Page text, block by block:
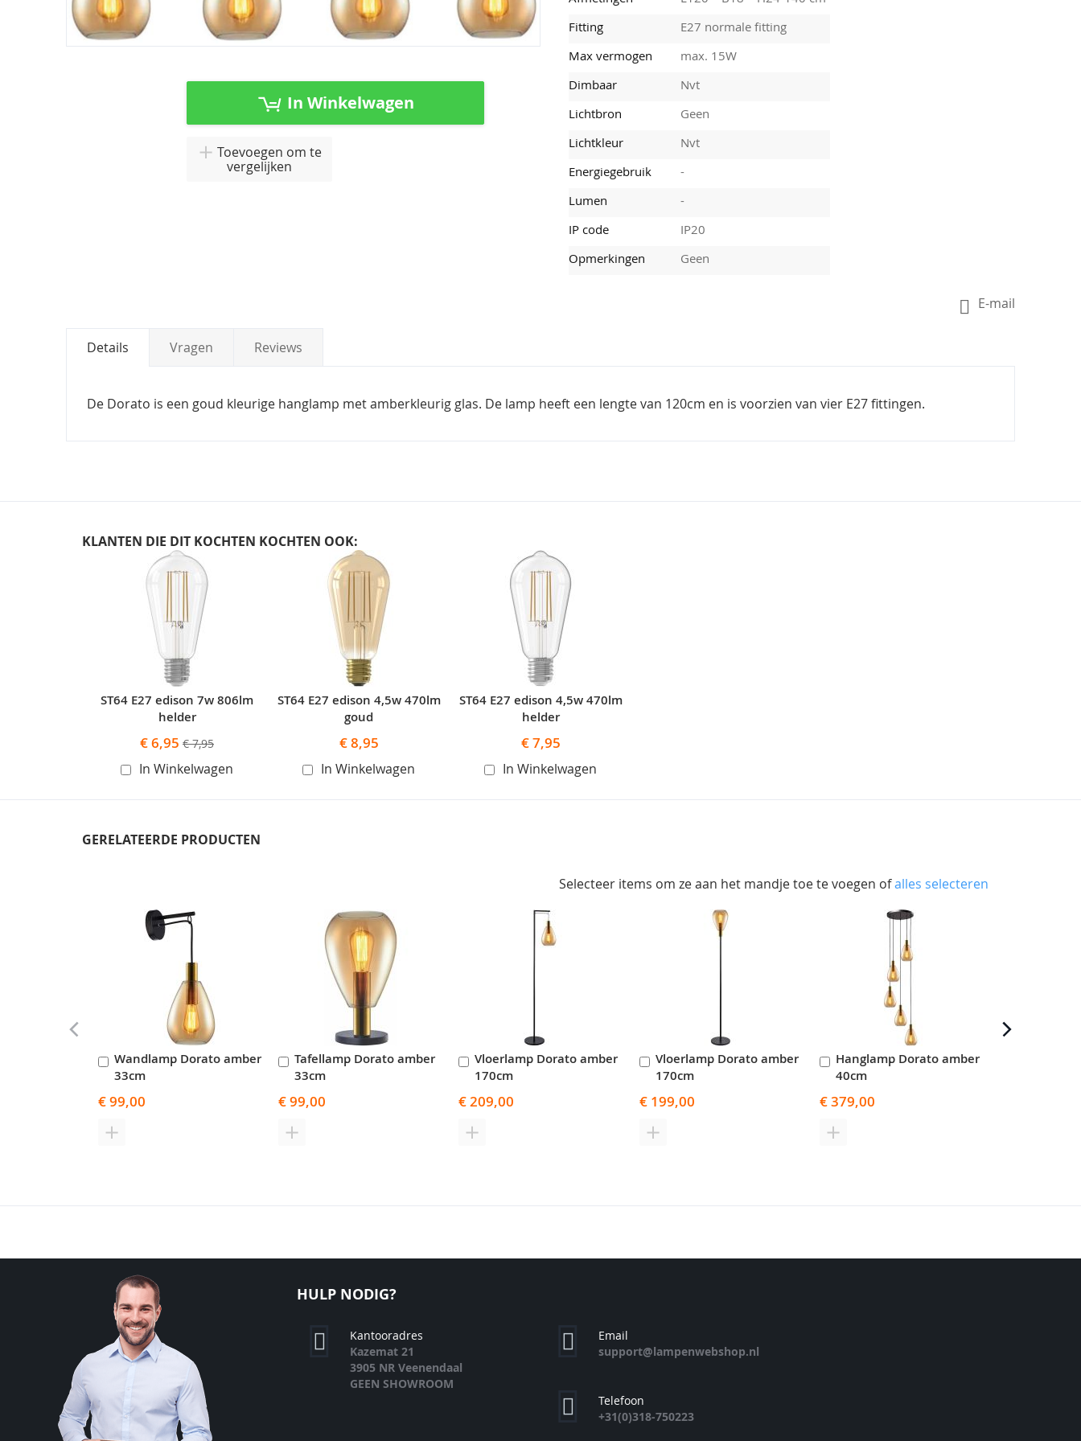
In Winkelwagen
Toevoegen om te
vergelijken
Fitting
E27 normale fitting
Max vermogen
max. 15W
Dimbaar
Nvt
Lichtbron
Geen
Lichtkleur
Nvt
Energiegebruik
-
Lumen
-
IP code
IP20
Opmerkingen
Geen
E-mail
Details Vragen Reviews
De Dorato is een goud kleurige hanglamp met amberkleurig glas. De lamp heeft een lengte van 120cm en is voorzien van vier E27 fittingen.
KLANTEN DIE DIT KOCHTEN KOCHTEN OOK:
ST64 E27 edison 7w 806lm
helder
Speciale
€ 6,95 € 7,95
In Winkelwagen
ST64 E27 edison 4,5w 470lm
goud
€ 8,95
In Winkelwagen
ST64 E27 edison 4,5w 470lm
helder
€ 7,95
In Winkelwagen
GERELATEERDE PRODUCTEN
Selecteer items om ze aan het mandje toe te voegen ofalles selecteren
Wandlamp Dorato amber
33cm
€ 99,00
In
Winkelwagen
TOEVOEGEN
Tafellamp Dorato amber
33cm
€ 99,00
In
Winkelwagen
TOEVOEGEN
Vloerlamp Dorato amber
170cm
€ 209,00
In
Winkelwagen
TOEVOEGEN
Vloerlamp Dorato amber
170cm
€ 199,00
In
Winkelwagen
TOEVOEGEN
Hanglamp Dorato amber
40cm
€ 379,00
In
Winkelwagen
TOEVOEGEN
HULP NODIG?
Kantooradres
Kazemat 21
3905 NR Veenendaal
GEEN SHOWROOM
Email
support@lampenwebshop.nl
Telefoon
+31(0)318-750223